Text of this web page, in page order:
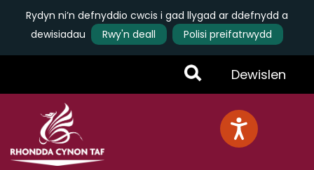
Rydyn ni’n defnyddio cwcis i gad llygad ar ddefnydd a
dewisiadau
Rwy'n deall
Polisi preifatrwydd
Toggle
Menu
Dewislen